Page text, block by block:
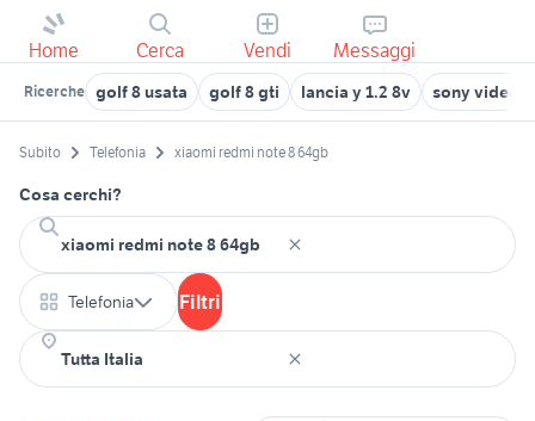
Home Cerca Vendi Messaggi
Ricerche golf 8 usata golf 8 gti lancia y 1.2 8v sony
Subito Telefonia xiaomi redmi note 8 64gb
Cosa cerchi?
Telefonia Filtri